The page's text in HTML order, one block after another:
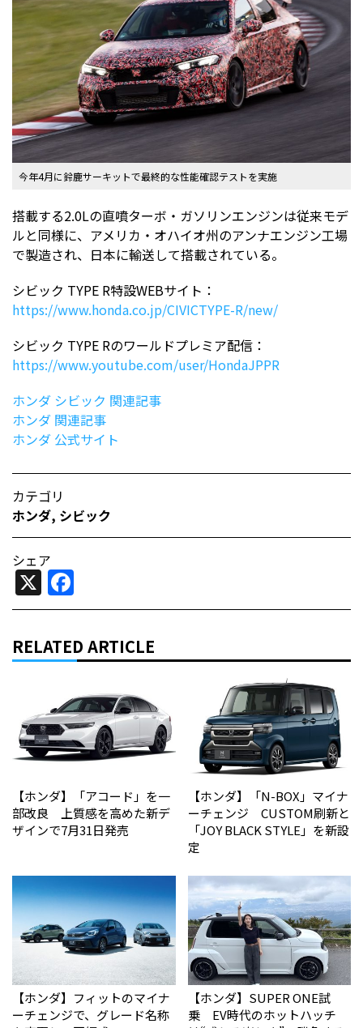
今年4月に鈴鹿サーキットで最終的な性能確認テストを実施
搭載する2.0Lの直噴ターボ・ガソリンエンジンは従来モデ
ルと同様に、アメリカ・オハイオ州のアンナエンジン工場
で製造され、日本に輸送して搭載されている。
シビック TYPE R特設WEBサイト：
https://www.honda.co.jp/CIVICTYPE-R/new/
シビック TYPE Rのワールドプレミア配信：
https://www.youtube.com/user/HondaJPPR
ホンダ シビック 関連記事
ホンダ 関連記事
ホンダ 公式サイト
カテゴリ
ホンダ, シビック
シェア
X
RELATED ARTICLE
【ホンダ】「アコード」を一
部改良 上質感を高めた新デ
ザインで7月31日発売
【ホンダ】「N-BOX」マイナ
ーチェンジ CUSTOM刷新と
「JOY BLACK STYLE」を新設
定
【ホンダ】フィットのマイナ
ーチェンジで、グレード名称
【ホンダ】SUPER ONE試
乗 EV時代のホットハッチ